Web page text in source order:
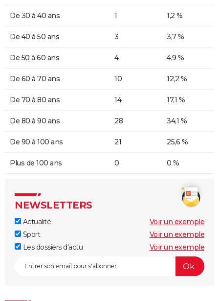
De 30 à 40 ans 1 1,2 %
De 40 à 50 ans 3 3,7 %
De 50 à 60 ans 4 4,9 %
De 60 à 70 ans 10 12,2 %
De 70 à 80 ans 14 17,1 %
De 80 à 90 ans 28 34,1 %
De 90 à 100 ans 21 25,6 %
Plus de 100 ans 0 0 %
NEWSLETTERS
Actualité
Voir un exemple
Sport
Voir un exemple
Les dossiers d'actu
Voir un exemple